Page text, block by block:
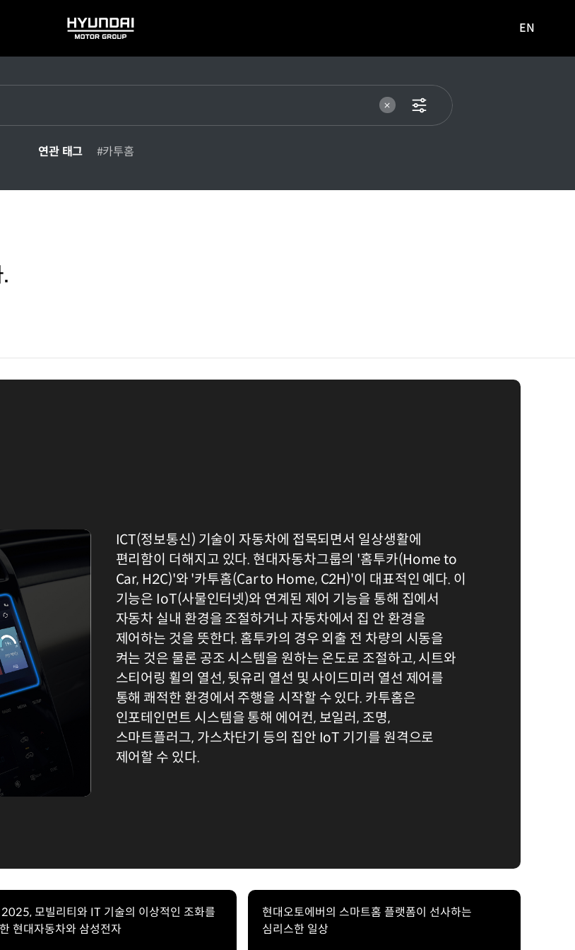
HYUNDAI
MOTOR
사이트로
EN
연관 태그 #카투홈
ICT(정보통신) 기술이 자동차에 접목되면서 일상생활에
편리함이 더해지고 있다. 현대자동차그룹의 '홈투카(Home to
Car, H2C)'와 '카투홈(Car to Home, C2H)'이 대표적인 예다. 이
기능은 IoT(사물인터넷)와 연계된 제어 기능을 통해 집에서
자동차 실내 환경을 조절하거나 자동차에서 집 안 환경을
제어하는 것을 뜻한다. 홈투카의 경우 외출 전 차량의 시동을
켜는 것은 물론 공조 시스템을 원하는 온도로 조절하고, 시트와
스티어링 휠의 열선, 뒷유리 열선 및 사이드미러 열선 제어를
통해 쾌적한 환경에서 주행을 시작할 수 있다. 카투홈은
인포테인먼트 시스템을 통해 에어컨, 보일러, 조명,
스마트플러그, 가스차단기 등의 집안 IoT 기기를 원격으로
제어할 수 있다.
2025, 모빌리티와 IT 기술의 이상적인 조화를
현대자동차와 삼성전자
현대오토에버의 스마트홈 플랫폼이 선사하는
심리스한 일상